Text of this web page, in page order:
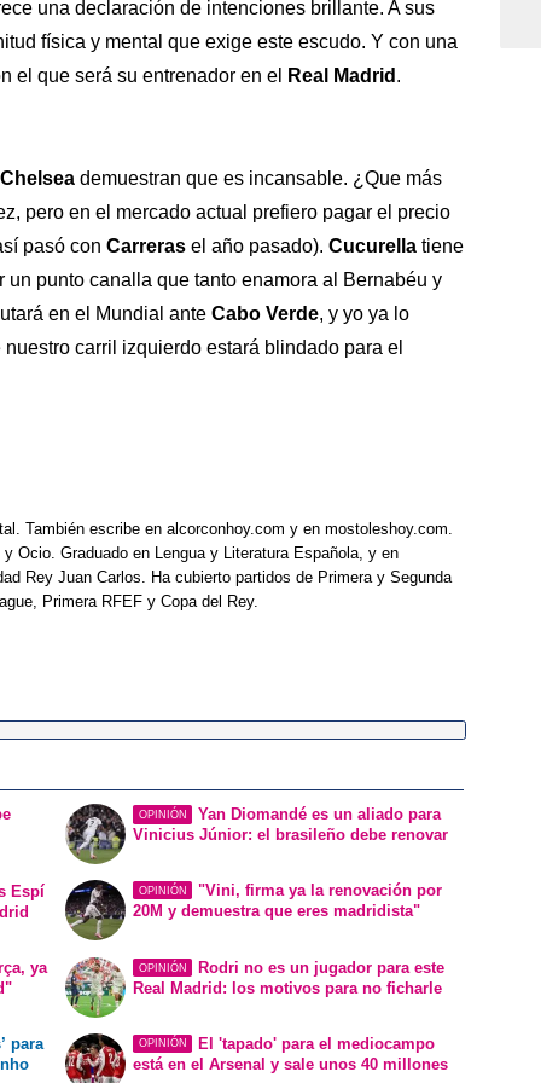
una declaración de intenciones brillante. A sus
física y mental que exige este escudo. Y con una
el que será su entrenador en el
Real Madrid .
Chelsea demuestran que es incansable. ¿Que más
pero en el mercado actual prefiero pagar el precio
pasó con Carreras el año pasado). Cucurella tiene
punto canalla que tanto enamora al Bernabéu y
en el Mundial ante Cabo Verde, y yo ya lo
carril izquierdo estará blindado para el
También escribe en alcorconhoy.com y en mostoleshoy.com.
Ocio. Graduado en Lengua y Literatura Española, y en
Rey Juan Carlos. Ha cubierto partidos de Primera y Segunda
Primera RFEF y Copa del Rey.
Espí
OPINIÓN
Yan Diomandé es un aliado para
Vinicius Júnior: el brasileño debe renovar
OPINIÓN
"Vini, firma ya la renovación por
20M y demuestra que eres madridista"
ya
para
OPINIÓN
Rodri no es un jugador para este
Real Madrid: los motivos para no ficharle
OPINIÓN
El 'tapado' para el mediocampo
está en el Arsenal y sale unos 40 millones